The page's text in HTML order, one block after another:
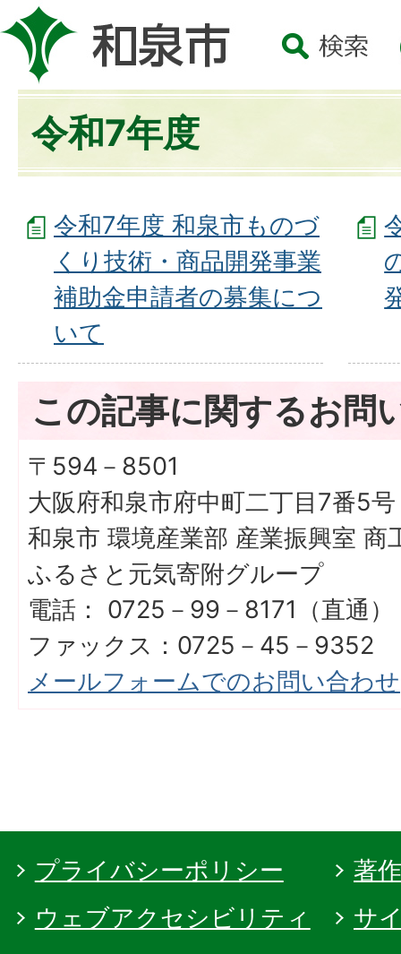
令和7年度
令和7年度 和泉市ものづ
くり技術・商品開発事業
補助金申請者の募集につ
いて
この記事に関するお問
〒594－8501
大阪府和泉市府中町二丁目7番5号
和泉市 環境産業部 産業振興室 商
ふるさと元気寄附グループ
電話： 0725－99－8171（直通）
ファックス：0725－45－9352
メールフォームでのお問い合わせ
プライバシーポリシー
著
ウェブアクセシビリティ
サ